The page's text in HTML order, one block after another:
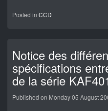
Posted in CCD
Notice des
spécifications
de la série
Published on Monday 05 August